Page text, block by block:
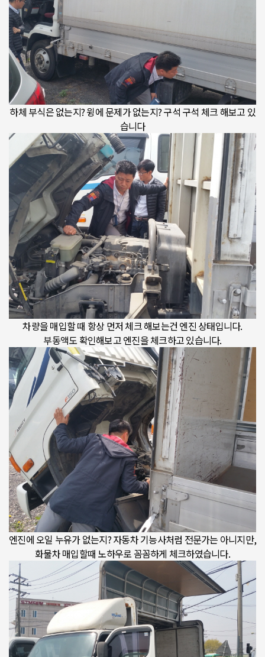
하체 부식은 없는지? 윙에 문제가 없는지? 구석 구석 체크 해보고 있
습니다
차량을 매입할 때 항상 먼저 체크 해보는건 엔진 상태입니다.
부동액도 확인해보고 엔진을 체크하고 있습니다.
엔진에 오일 누유가 없는지? 자동차 기능사처럼 전문가는 아니지만,
화물차 매입할때 노하우로 꼼꼼하게 체크하였습니다.